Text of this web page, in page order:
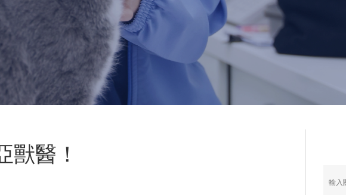
獸醫！